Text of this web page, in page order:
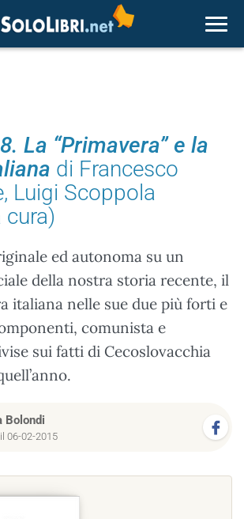
La “Primavera” e la
di Francesco
Luigi Scoppola
cura)
ed autonoma su un
della nostra storia recente, il
italiana nelle sue due più forti e
comunista e
sui fatti di Cecoslovacchia
Bolondi
06-02-2015